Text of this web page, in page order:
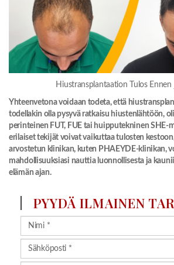
Hiustransplantaation Tulos Ennen
Yhteenvetona voidaan todeta, että
todellakin olla pysyvä ratkaisu hiustenlähtöön,
perinteinen FUT, FUE tai huipputekninen SHE-
erilaiset tekijät voivat vaikuttaa tulosten
arvostetun klinikan, kuten PHAEYDE-klinikan,
mahdollisuuksiasi nauttia luonnollisesta ja
elämän ajan.
PYYDÄ ILMAINEN